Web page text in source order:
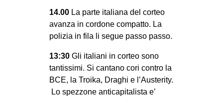
14.00 La parte italiana del corteo
avanza in cordone compatto. La
polizia in fila li segue passo passo.
13:30 Gli italiani in corteo sono
tantissimi. Si cantano cori contro la
BCE, la Troika, Draghi e l’Austerity.
Lo spezzone anticapitalista e’